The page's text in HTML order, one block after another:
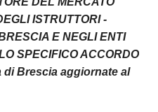
ISTRUTTORI -
E NEGLI ENTI
SPECIFICO ACCORDO
di Brescia aggiornate al